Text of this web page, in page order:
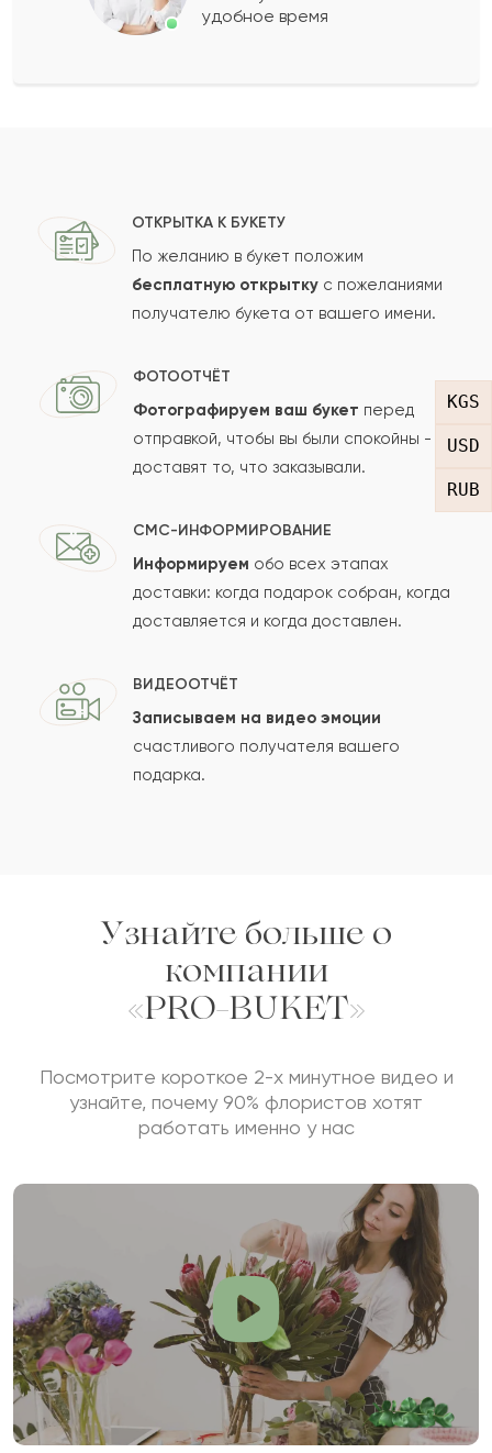
KGS
USD
RUB
Ваш e-mail
Отзыв
Сколько будет
Отзыв будет опубликован после проверки.
Проверяем на спам.
удобное время
ОТКРЫТКА К БУКЕТУ
По желанию в букет положим
бесплатную открытку с пожеланиями
получателю букета от вашего имени.
ФОТООТЧЁТ
Фотографируем ваш букет перед
отправкой, чтобы вы были спокойны -
доставят то, что заказывали.
СМС-ИНФОРМИРОВАНИЕ
Информируем обо всех этапах
доставки: когда подарок собран, когда
доставляется и когда доставлен.
ВИДЕООТЧЁТ
Записываем на видео эмоции
счастливого получателя вашего
подарка.
Узнайте больше о
компании
«PRO-BUKET»
Посмотрите короткое 2-х минутное видео и
узнайте, почему 90% флористов хотят
работать именно у нас